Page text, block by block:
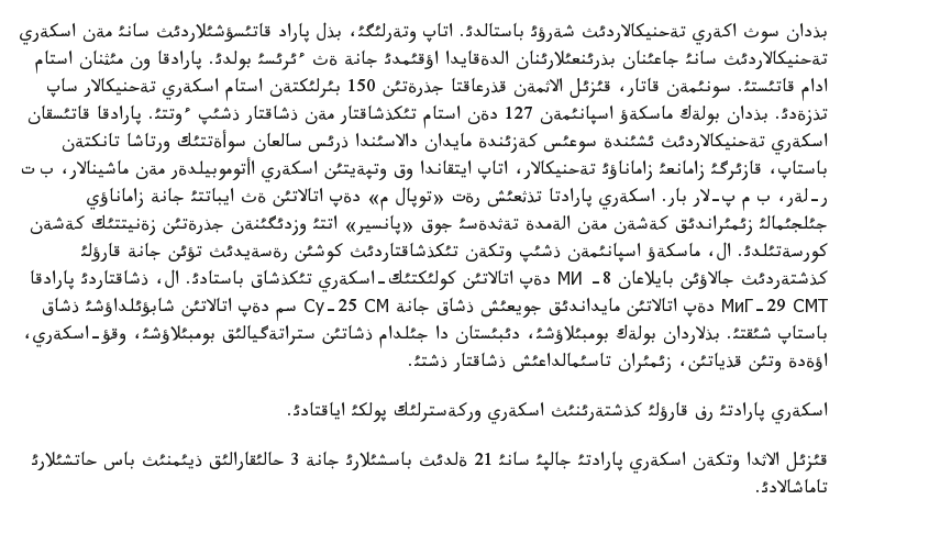
بذدان سوث اكةري تةحنيكالاردئث شةرؤئ باستالدئ. اتاپ وتةرلئگئ، بذل پاراد قاتئسؤشئلاردئث سانئ مةن اسكةري
تةحنيكالاردئث سانئ جاعئنان بذرئنعئلارئنان الدةقايدا اؤقئمدئ جانة ةث ءئرئسئ بولدئ. پارادقا ون مئثنان استام
ادام قاتئستئ. سونئمةن قاتار، قئزئل الاثمةن قذرعاقتا جذرةتئن 150 بئرلئكتةن استام اسكةري تةحنيكالار ساپ
تذزةدئ. بذدان بولةك ماسكةؤ اسپانئمةن 127 دةن استام تئكذشاقتار مةن ذشاقتار ذشئپ ءوتتئ. پارادقا قاتئسقان
اسكةري تةحنيكالاردئث ئشئندة سوعئس كةزئندة مايدان دالاسئندا ذرئس سالعان سوأةتتئك ورتاشا تانكتةن
باستاپ، قازئرگئ زامانعئ زاماناؤئ تةحنيكالار، اتاپ ايتقاندا وق وتپةيتئن اسكةري اأتوموبيلدةر مةن ماشينالار، ب ت
ر-لةر، ب م پ-لار بار. اسكةري پارادتا تذثعئش رةت «توپال م» دةپ اتالاتئن ةث ايباتتئ جانة زاماناؤي
جئلجئمالئ زئمئراندئق كةشةن مةن الةمدة تةثدةسئ جوق «پانسير» اتتئ وزدئگئنةن جذرةتئن زةنيتتئك كةشةن
كورسةتئلدئ. ال، ماسكةؤ اسپانئمةن ذشئپ وتكةن تئكذشاقتاردئث كوشئن رةسةيدئث تؤئن جانة قارؤلئ
كذشتةردئث جالاؤئن بايلاعان МИ -8 دةپ اتالاتئن كولئكتئك-اسكةري تئكذشاق باستادئ. ال، ذشاقتاردئ پارادقا
МиГ-29 СМТ دةپ اتالاتئن مايداندئق جويعئش ذشاق جانة Су-25 СМ سم دةپ اتالاتئن شابؤئلداؤشئ ذشاق
باستاپ شئقتئ. بذلاردان بولةك بومبئلاؤشئ، دئبئستان دا جئلدام ذشاتئن ستراتةگيالئق بومبئلاؤشئ، وقؤ-اسكةري،
اؤةدة وتئن قذياتئن، زئمئران تاسئمالداعئش ذشاقتار ذشتئ.
اسكةري پارادتئ رف قارؤلئ كذشتةرئنئث اسكةري وركةسترلئك پولكئ اياقتادئ.
قئزئل الاثدا وتكةن اسكةري پارادتئ جالپئ سانئ 21 ةلدئث باسشئلارئ جانة 3 حالئقارالئق ذيئمنئث باس حاتشئلارئ
تاماشالادئ.